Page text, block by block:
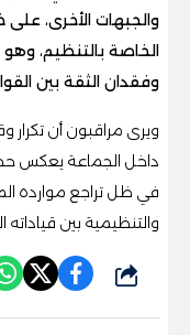
والجبهات الأخرى، على
الخاصة بالتنظيم،
وفقدان الثقة بين
ويرى مراقبون أن تكرار
داخل الجماعة يعكس حجم
في ظل تراجع موارده
والتنظيمية بين قياداته
شارك